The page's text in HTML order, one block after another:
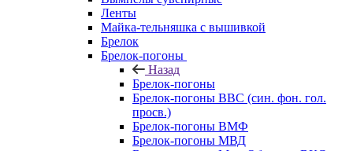
Ленты
Майка-тельняшка с вышивкой
Брелок
Брелок-погоны
Назад
Брелок-погоны
Брелок-погоны ВВС (син. фон. гол.
просв.)
Брелок-погоны ВМФ
Брелок-погоны МВД